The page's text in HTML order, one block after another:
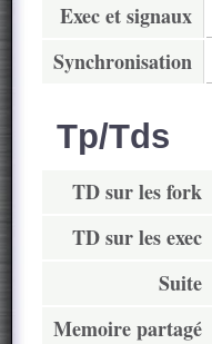
Exec et signaux
Synchronisation
Tp/Tds
TD sur les fork
TD sur les exec
Suite
Memoire partagé